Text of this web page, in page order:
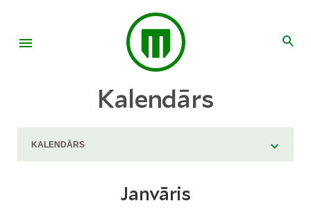
Kalendārs
Janvāris